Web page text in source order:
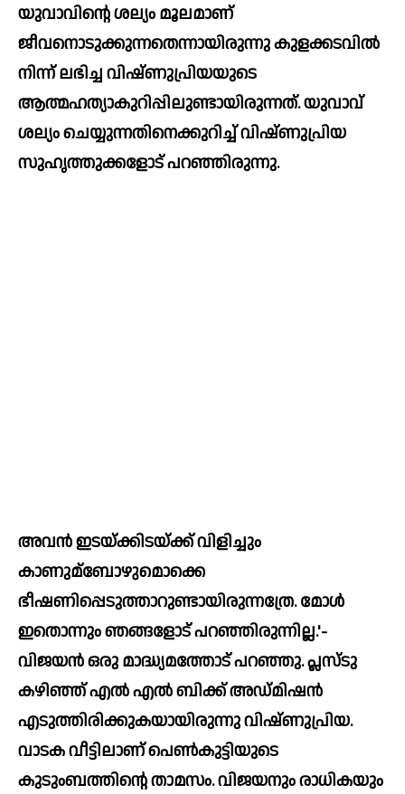
യുവാവിന്റെ ശല്യം മൂലമാണ്
ജീവനൊടുക്കുന്നതെന്നായിരുന്നു കുളക്കടവില്‍
നിന്ന് ലഭിച്ച വിഷ്ണുപ്രിയയുടെ
ആത്മഹത്യാകുറിപ്പിലുണ്ടായിരുന്നത്. യുവാവ്
ശല്യം ചെയ്യുന്നതിനെക്കുറിച്ച്‌ വിഷ്ണുപ്രിയ
സുഹൃത്തുക്കളോട് പറഞ്ഞിരുന്നു.
അവൻ ഇടയ്ക്കിടയ്ക്ക് വിളിച്ചും
കാണുമ്ബോഴുമൊക്കെ
ഭീഷണിപ്പെടുത്താറുണ്ടായിരുന്നത്രേ. മോള്‍
ഇതൊന്നും ഞങ്ങളോട് പറഞ്ഞിരുന്നില്ല.'-
വിജയൻ ഒരു മാദ്ധ്യമത്തോട് പറഞ്ഞു. പ്ലസ്ടു
കഴിഞ്ഞ് എല്‍ എല്‍ ബിക്ക് അഡ്മിഷൻ
എടുത്തിരിക്കുകയായിരുന്നു വിഷ്ണുപ്രിയ.
വാടക വീട്ടിലാണ് പെണ്‍കുട്ടിയുടെ
കുടുംബത്തിന്റെ താമസം. വിജയനും രാധികയും